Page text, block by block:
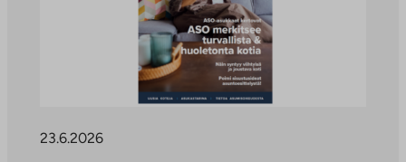
23.6.2026